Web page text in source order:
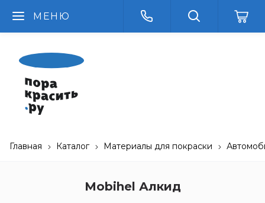
МЕНЮ
Главная Каталог Материалы для покраски
Mobihel Алкид